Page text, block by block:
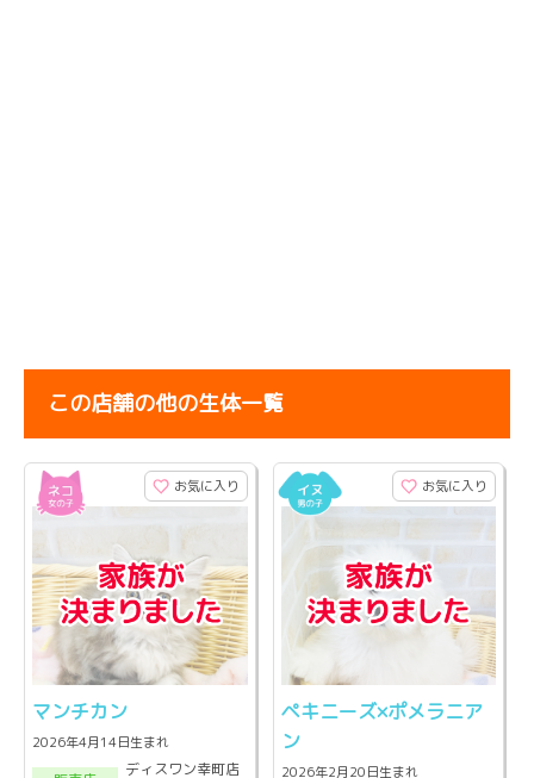
この店舗の他の生体一覧
お気に入り
マンチカン
2026年4月14日生まれ
ディスワン幸町店
お気に入り
ペキニーズ×ポメラニア
ン
2026年2月20日生まれ